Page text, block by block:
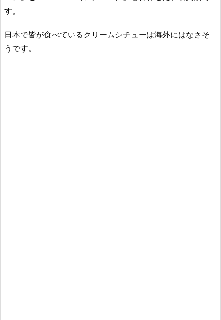
す。
日本で皆が食べているクリームシチューは海外にはなさそ
うです。